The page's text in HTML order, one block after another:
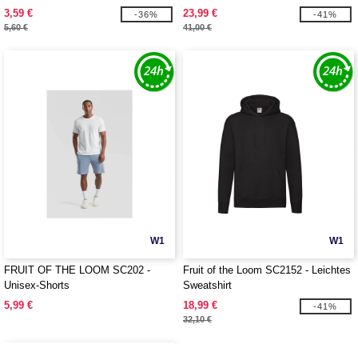
3,59 €
5,60 €
-36%
Reißverschluss
23,99 €
41,00 €
-41%
W1
FRUIT OF THE LOOM SC202 -
Unisex-Shorts
5,99 €
W1
Fruit of the Loom SC2152 - Leichtes
Sweatshirt
18,99 €
32,10 €
-41%